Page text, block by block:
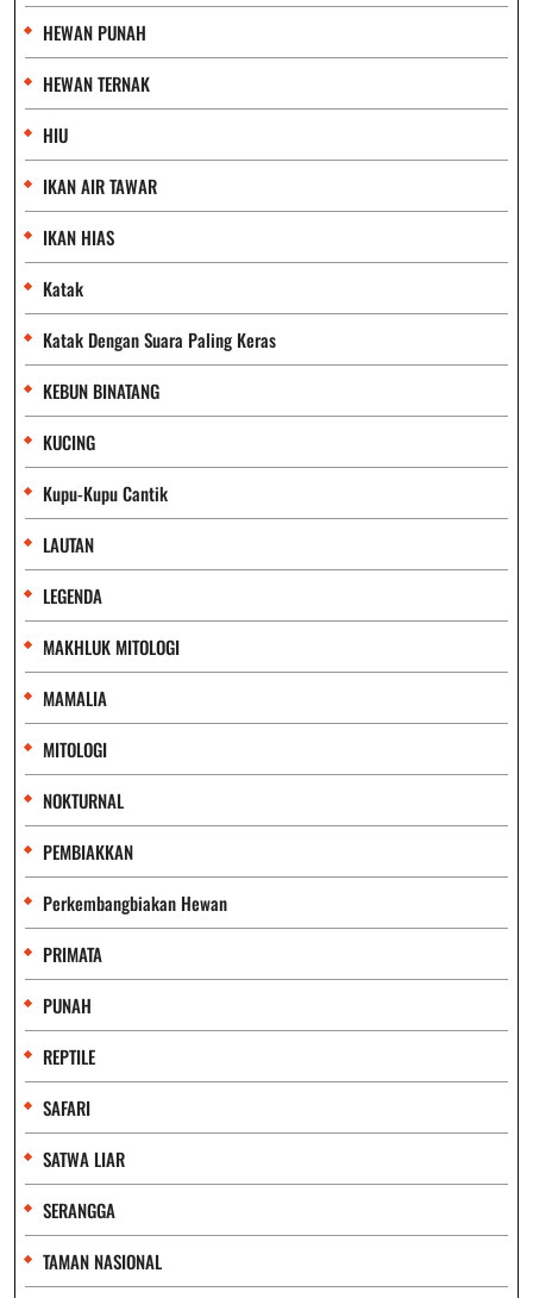
HEWAN PUNAH
HEWAN TERNAK
HIU
IKAN AIR TAWAR
IKAN HIAS
Katak
Katak Dengan Suara Paling Keras
KEBUN BINATANG
KUCING
Kupu-Kupu Cantik
LAUTAN
LEGENDA
MAKHLUK MITOLOGI
MAMALIA
MITOLOGI
NOKTURNAL
PEMBIAKKAN
Perkembangbiakan Hewan
PRIMATA
PUNAH
REPTILE
SAFARI
SATWA LIAR
SERANGGA
TAMAN NASIONAL